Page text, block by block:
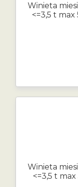
Winieta
<=3,5 t
Winieta
<=3,5 t